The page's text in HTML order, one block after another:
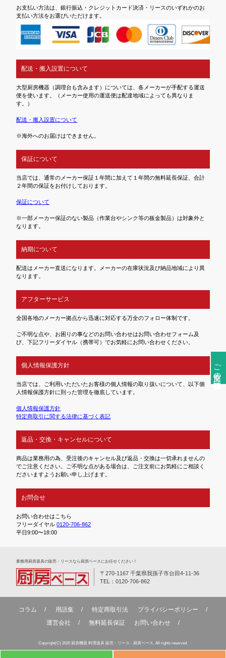
ご注文前の確認事項
お支払い方法は、銀行振込・クレジットカード決済・リースのいずれかのお
支払い方法をお選びいただけます。
配送・搬入設置について
大型厨房機器（調理台も含みます）については、各メーカーが手配する運送
便を使います。（メーカー使用の運送便は配達地域によっても異なりま
す。）
配送・搬入設置について
※海外へのお届けはできません。
保証について
当店では、通常のメーカー保証１年間に加えて１年間の無料延長保証、合計
２年間の保証をお付けしております。
保証について
※一部メーカー保証のない製品（作業台やシンク等の板金製品）は対象外と
なります。
納期について
配送はメーカー直送になります。メーカーの在庫状況及び納品地域により異
なります。
アフターサービス
全国各地のメーカー拠点から迅速に対応する万全のフォロー体制です。
ご不明な点や、お困りの事などのお問い合わせはお問い合わせフォーム及
び、下記フリーダイヤル（携帯可）でお気軽にお問い合わせください。
個人情報保護方針
当店では、ご利用いただいたお客様の個人情報の取り扱いについて、以下個
人情報保護方針に則った管理を徹底しています。
個人情報保護方針
特定商取引に関する法律に基づく表記
返品・交換・キャンセルについて
商品は業務用の為、受注後のキャンセル及び返品・交換は一切承れませんの
でご注意ください。ご不明な点がある場合は、ご注文前にお気軽にご相談く
ださいますようお願い申し上げます。
お問合せ
お問い合わせはこちら
フリーダイヤル0120-706-862
平日9:00〜18:00
業務⽤厨房器具の販売・リースなら厨房ベースにお任せください！
〒270-1167 千葉県我孫子市台田4-11-36
TEL：0120-706-862
コラム 用語集 特定商取引法
プライバシーポリシー
運営会社
無料延⻑保証 お問い合わせ
Copyright(C) 2020 厨房機器 料理道具 販売・リース - 厨房ベース. All rights reserved.